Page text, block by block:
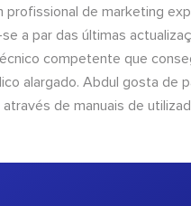
profissional de marketing
a par das últimas
competente que
alargado. Abdul gosta de
através de manuais de